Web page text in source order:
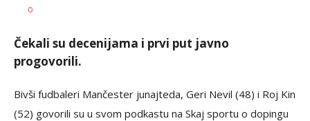
AUTOR
0
Čekali su decenijama i prvi put javno
progovorili.
Bivši fudbaleri Mančester junajteda, Geri Nevil (48) i Roj Kin
(52) govorili su u svom podkastu na Skaj sportu o dopingu